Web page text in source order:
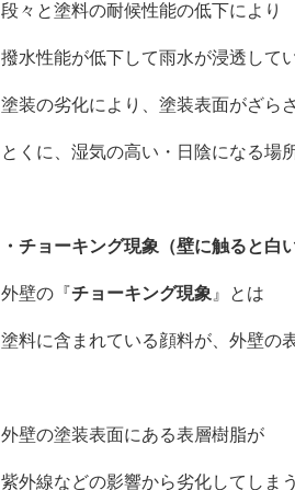
段々と塗料の耐候性能の低下により
撥水性能が低下して雨水が浸透して
塗装の劣化により、塗装表面がざら
とくに、湿気の高い・日陰になる場
・チョーキング現象（壁に触ると白
外壁の『チョーキング現象 』とは
塗料に含まれている顔料が、外壁の
外壁の塗装表面にある表層樹脂が
紫外線などの影響から劣化してしま